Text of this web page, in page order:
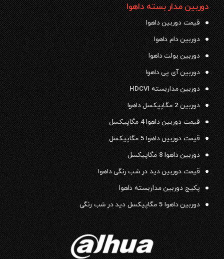
دوربین مدار بسته داهوا
قیمت دوربین داهوا
دوربین دام داهوا
دوربین بولت داهوا
دوربین آی پی داهوا
دوربین مداربسته HDCVI
دوربین 2 مگاپیکسل داهوا
قیمت دوربین داهوا 4 مگاپیکسل
قیمت دوربین داهوا 5 مگاپیکسل
دوربین داهوا 8 مگاپیکسل
قیمت دوربین دید در شب رنگی داهوا
پکیج دوربین مداربسته داهوا
دوربین داهوا 5 مگاپیکسل دید در شب رنگی